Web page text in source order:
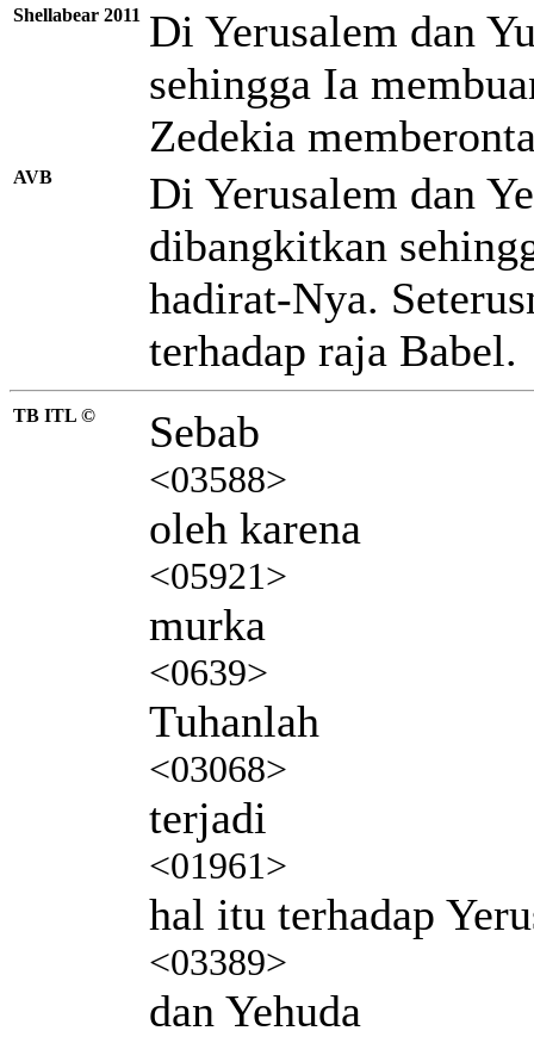
Shellabear 2011 Di Yerusalem dan
sehingga Ia
Zedekia
AVB
Di Yerusalem dan
dibangkitkan
hadirat-Nya.
terhadap raja Babel.
TB ITL © Sebab
<03588>
oleh karena
<05921>
murka
<0639>
Tuhanlah
<03068>
terjadi
<01961>
hal itu terhadap
<03389>
dan Yehuda